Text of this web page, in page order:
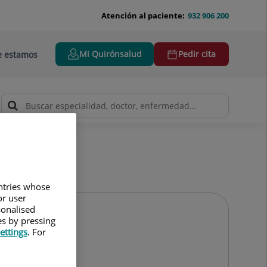
932 906 200
Atención al paciente:
estamos Mi Quirónsalud Pedir cita
whose
user
by pressing
. For